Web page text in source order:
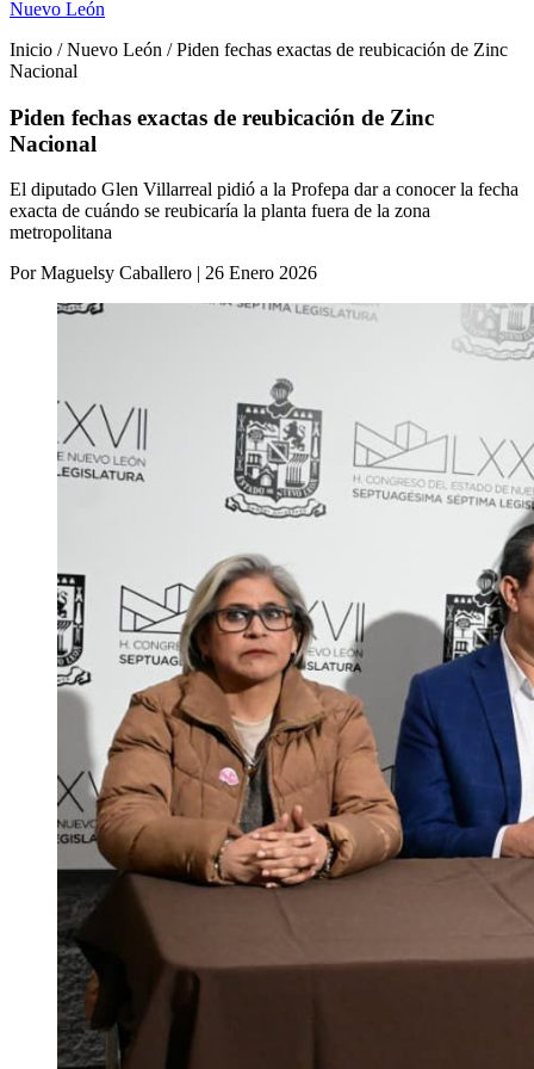
Nuevo León
Inicio / Nuevo León / Piden fechas exactas de reubicación de Zinc
Nacional
Piden fechas exactas de reubicación de Zinc
Nacional
El diputado Glen Villarreal pidió a la Profepa dar a conocer la fecha
exacta de cuándo se reubicaría la planta fuera de la zona
metropolitana
Por Maguelsy Caballero | 26 Enero 2026